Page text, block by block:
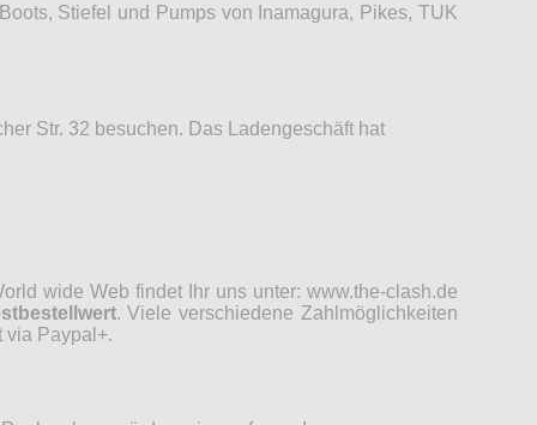
Stiefel und Pumps von Inamagura, Pikes, TUK
Str. 32 besuchen. Das Ladengeschäft hat
wide Web findet Ihr uns unter: www.the-clash.de
. Viele verschiedene Zahlmöglichkeiten
via Paypal+.